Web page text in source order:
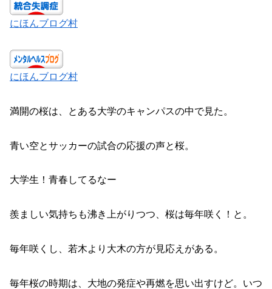
にほんブログ村
にほんブログ村
満開の桜は、とある大学のキャンパスの中で見た。
青い空とサッカーの試合の応援の声と桜。
大学生！青春してるなー
羨ましい気持ちも沸き上がりつつ、桜は毎年咲く！と。
毎年咲くし、若木より大木の方が見応えがある。
毎年桜の時期は、大地の発症や再燃を思い出すけど。いつ